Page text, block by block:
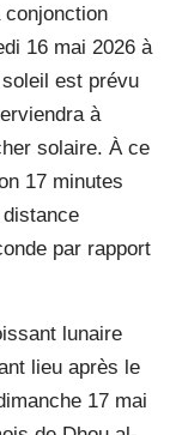
conjonction
16 mai 2026 à
est prévu
à
solaire. À ce
17 minutes
distance
par rapport
lunaire
lieu après le
17 mai